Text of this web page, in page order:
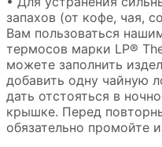
запахов (от кофе, чая,
Вам пользоваться
термосов марки LP®
можете заполнить
добавить одну чайную
дать отстояться в
крышке. Перед
обязательно промойте